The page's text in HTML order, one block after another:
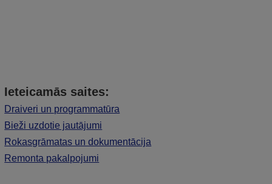
Ieteicamās saites:
Draiveri un programmatūra
Bieži uzdotie jautājumi
Rokasgrāmatas un dokumentācija
Remonta pakalpojumi